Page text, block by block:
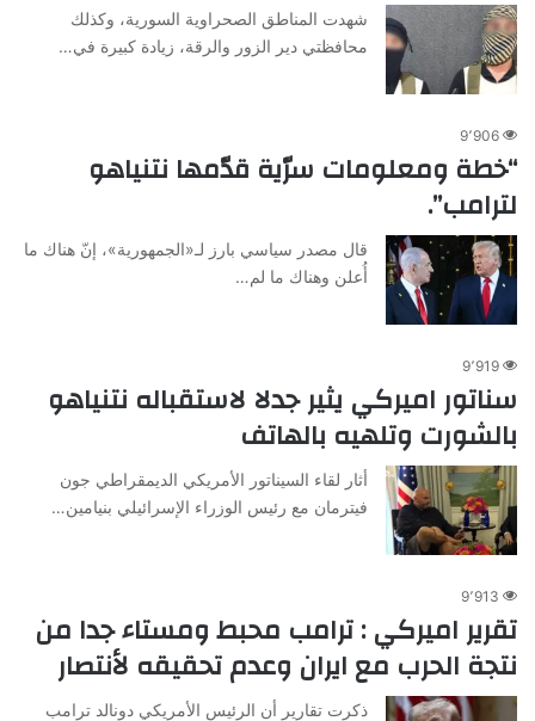
شهدت المناطق الصحراوية السورية، وكذلك
محافظتي دير الزور والرقة، زيادة كبيرة في…
9٬906
“خطة ومعلومات سرّية قدّمها نتنياهو
لترامب”.
قال مصدر سياسي بارز لـ«الجمهورية»، إنّ هناك ما
أُعلن وهناك ما لم…
9٬919
سناتور اميركي يثير جدلا لاستقباله نتنياهو
بالشورت وتلهيه بالهاتف
أثار لقاء السيناتور الأمريكي الديمقراطي جون
فيترمان مع رئيس الوزراء الإسرائيلي بنيامين…
9٬913
تقرير اميركي : ترامب محبط ومستاء جدا من
نتجة الحرب مع ايران وعدم تحقيقه لأنتصار
ذكرت تقارير أن الرئيس الأمريكي دونالد ترامب